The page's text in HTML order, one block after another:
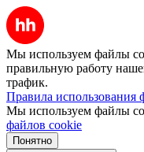
Мы используем файлы
правильную работу
трафик.
Правила использования
Мы используем файлы
файлов cookie
Понятно